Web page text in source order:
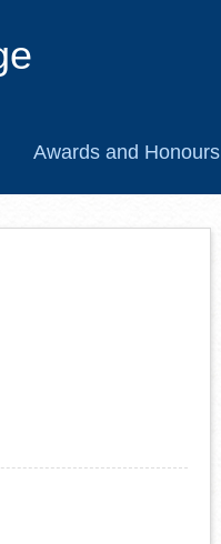
Awards and Honours